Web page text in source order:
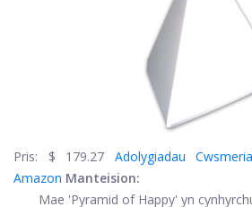
Pris: $ 179.27 Adolygiadau
Amazon Manteision:
Mae 'Pyramid of Happy' yn